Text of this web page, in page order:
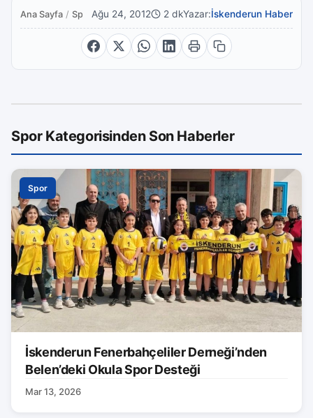
Ana Sayfa / Spor Ağu 24, 2012 2 dkYazar:İskenderun Haber
Spor Kategorisinden Son Haberler
Spor
İskenderun Fenerbahçeliler Derneği’nden
Belen’deki Okula Spor Desteği
Mar 13, 2026